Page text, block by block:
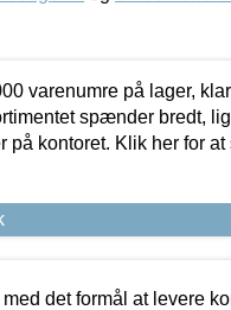
varenumre på lager,
spænder bredt,
på kontoret. Klik her for at
det formål at levere